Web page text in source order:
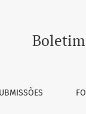
de usuários